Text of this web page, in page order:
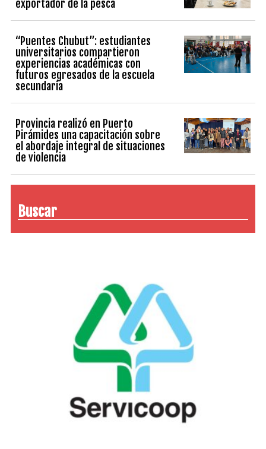
exportador de la pesca
“Puentes Chubut”: estudiantes
universitarios compartieron
experiencias académicas con
futuros egresados de la escuela
secundaria
Provincia realizó en Puerto
Pirámides una capacitación sobre
el abordaje integral de situaciones
de violencia
Buscar